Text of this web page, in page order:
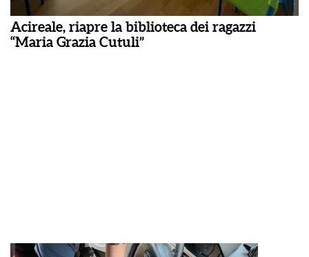
Acireale, riapre la biblioteca dei ragazzi
“Maria Grazia Cutuli”